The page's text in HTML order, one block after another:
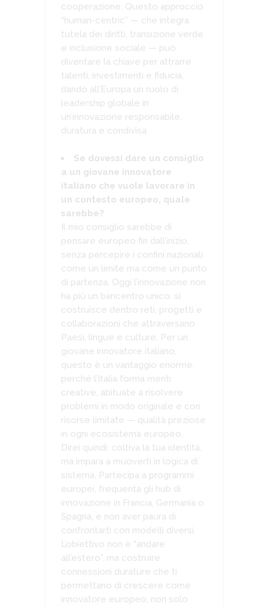
cooperazione. Questo approccio
“human-centric” — che integra
tutela dei diritti, transizione verde
e inclusione sociale — può
diventare la chiave per attrarre
talenti, investimenti e fiducia,
dando all’Europa un ruolo di
leadership globale in
un’innovazione responsabile,
duratura e condivisa
Se dovessi dare un consiglio
a un giovane innovatore
italiano che vuole lavorare in
un contesto europeo, quale
sarebbe?
Il mio consiglio sarebbe di
pensare europeo fin dall’inizio,
senza percepire i confini nazionali
come un limite ma come un punto
di partenza. Oggi l’innovazione non
ha più un baricentro unico: si
costruisce dentro reti, progetti e
collaborazioni che attraversano
Paesi, lingue e culture. Per un
giovane innovatore italiano,
questo è un vantaggio enorme,
perché l’Italia forma menti
creative, abituate a risolvere
problemi in modo originale e con
risorse limitate — qualità preziose
in ogni ecosistema europeo.
Direi quindi: coltiva la tua identità,
ma impara a muoverti in logica di
sistema. Partecipa a programmi
europei, frequenta gli hub di
innovazione in Francia, Germania o
Spagna, e non aver paura di
confrontarti con modelli diversi.
L’obiettivo non è “andare
all’estero”, ma costruire
connessioni durature che ti
permettano di crescere come
innovatore europeo, non solo